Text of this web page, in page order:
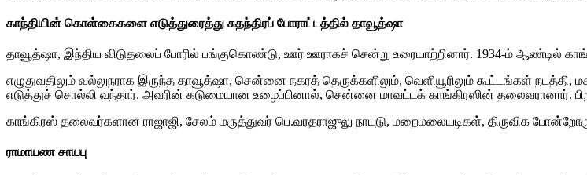
காந்தியின் கொள்கைகளை எடுத்துரைத்து சுதந்திரப் போராட்டத்தில் தாவூத்ஷா
தாவூத்ஷா, இந்திய விடுதலைப் போரில் பங்குகொண்டு, ஊர் ஊராகச் சென்று உரையாற்றினார். 1934-ம் ஆண்டில்
எழுதுவதிலும் வல்லுநராக இருந்த தாவூத்ஷா, சென்னை நகரத் தெருக்களிலும், வெளியூரிலும் கூட்டங்கள்
எடுத்துச் சொல்லி வந்தார். அவரின் கடுமையான உழைப்பினால், சென்னை மாவட்டக் காங்கிரஸின் தலைவரானார்.
காங்கிரஸ் தலைவர்களான ராஜாஜி, சேலம் மருத்துவர் பெ.வரதராஜுலு நாயுடு, மறைமலையடிகள், திருவிக
ராமாயண சாயபு